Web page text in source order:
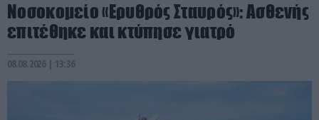
Νοσοκομείο «Ερυθρός Σταυρός»: Ασθενής
επιτέθηκε και κτύπησε γιατρό
08.08.2026 | 13:36